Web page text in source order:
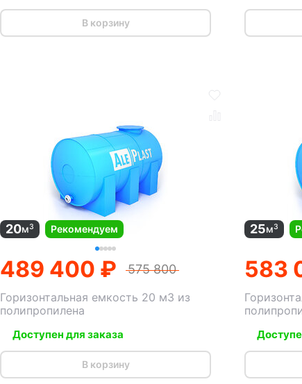
В корзину
Горизонтальная емкость 20 м3 из
полипропилена
20м3 Рекомендуем
Доступен для заказа
489 400 ₽ 575 800
В корзину
25м3
583